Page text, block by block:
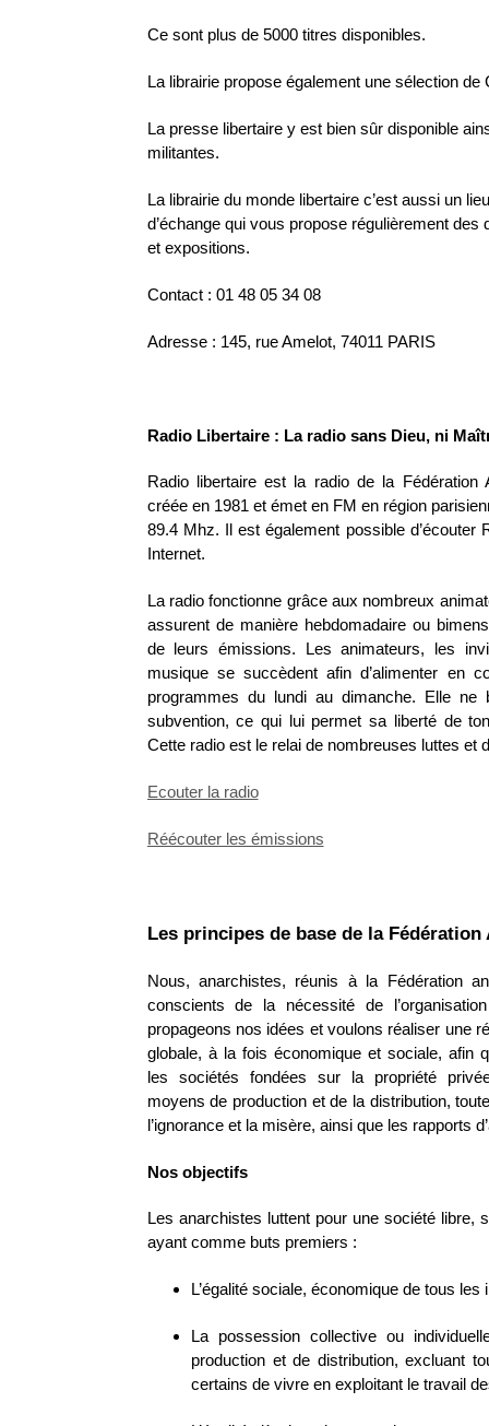
Ce sont plus de 5000 titres disponibles.
La librairie propose également une sélection de
La presse libertaire y est bien sûr disponible
militantes.
La librairie du monde libertaire c’est aussi un
d’échange qui vous propose régulièrement des
et expositions.
Contact : 01 48 05 34 08
Adresse : 145, rue Amelot, 74011 PARIS
Radio Libertaire : La radio sans Dieu, ni
Radio libertaire est la radio de la Fédération
créée en 1981 et émet en FM en région
89.4 Mhz. Il est également possible d’écouter
Internet.
La radio fonctionne grâce aux nombreux
assurent de manière hebdomadaire ou
de leurs émissions. Les animateurs, les
musique se succèdent afin d’alimenter en
programmes du lundi au dimanche. Elle ne
subvention, ce qui lui permet sa liberté de
Cette radio est le relai de nombreuses luttes et
Ecouter la radio
Réécouter les émissions
Les principes de base de la Fédération
Nous, anarchistes, réunis à la Fédération
conscients de la nécessité de
propageons nos idées et voulons réaliser une
globale, à la fois économique et sociale, afin
les sociétés fondées sur la propriété
moyens de production et de la distribution,
l’ignorance et la misère, ainsi que les rapports
Nos objectifs
Les anarchistes luttent pour une société libre,
ayant comme buts premiers :
L’égalité sociale, économique de tous les
La possession collective ou
production et de distribution, excluant
certains de vivre en exploitant le travail